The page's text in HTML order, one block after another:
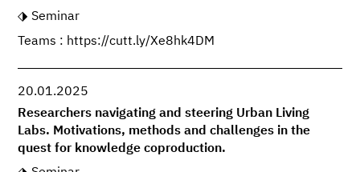
Seminar
Teams : https://cutt.ly/Xe8hk4DM
20.01.2025
Researchers navigating and steering Urban Living
Labs. Motivations, methods and challenges in the
quest for knowledge coproduction.